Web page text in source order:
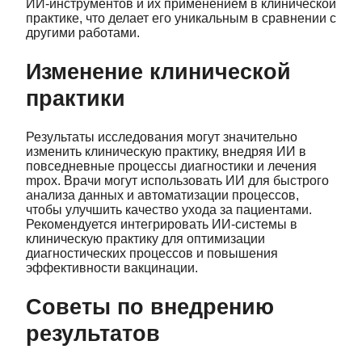
ИИ-инструментов и их применением в клинической
практике, что делает его уникальным в сравнении с
другими работами.
Изменение клинической
практики
Результаты исследования могут значительно
изменить клиническую практику, внедряя ИИ в
повседневные процессы диагностики и лечения
mpox. Врачи могут использовать ИИ для быстрого
анализа данных и автоматизации процессов,
чтобы улучшить качество ухода за пациентами.
Рекомендуется интегрировать ИИ-системы в
клиническую практику для оптимизации
диагностических процессов и повышения
эффективности вакцинации.
Советы по внедрению
результатов